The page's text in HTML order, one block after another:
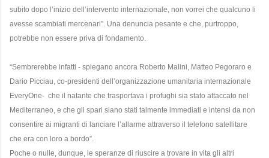
subito dopo l’inizio dell’intervento internazionale, non vorrei che qualcuno li
avesse scambiati mercenari”. Una denuncia pesante e che, purtroppo,
potrebbe non essere priva di fondamento.
“Sembrerebbe infatti - spiegano ancora Roberto Malini, Matteo Pegoraro e
Dario Picciau, co-presidenti dell’organizzazione umanitaria internazionale
EveryOne- che il natante che trasportava i profughi sia stato attaccato nel
Mediterraneo, e che gli spari siano stati talmente immediati e intensi da non
consentire ai migranti di lanciare l’allarme attraverso il telefono satellitare
che era con loro a bordo”.
Poche o nulle, dunque, le speranze di riuscire a trovare in vita gli altri